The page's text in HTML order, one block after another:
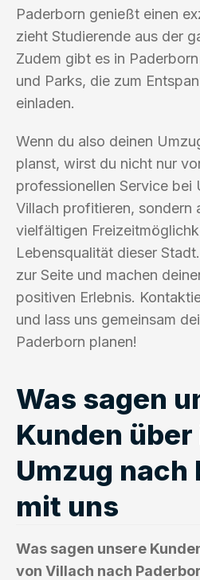
Paderborn genießt einen
zieht Studierende aus der
Zudem gibt es in
und Parks, die zum
einladen.
Wenn du also deinen
planst, wirst du nicht nur
professionellen Service bei
Villach profitieren, sondern
vielfältigen
Lebensqualität dieser
zur Seite und machen
positiven Erlebnis.
und lass uns gemeinsam
Paderborn planen!
Was sagen
Kunden
Umzug nach
mit uns
Was sagen unsere
von Villach nach